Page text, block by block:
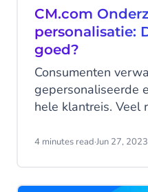
CM.com
personalisatie:
goed?
Consumenten
gepersonaliseerde
hele klantreis. Veel
onderzoek
4 minutes read·Jun 27, 2023